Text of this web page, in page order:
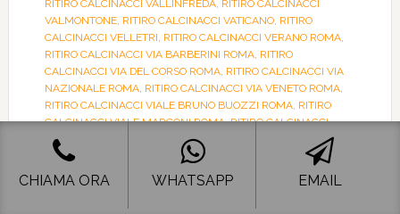
RITIRO CALCINACCI VALLINFREDA, RITIRO CALCINACCI
VALMONTONE, RITIRO CALCINACCI VATICANO, RITIRO
CALCINACCI VELLETRI, RITIRO CALCINACCI VERANO ROMA,
RITIRO CALCINACCI VIA BARBERINI ROMA, RITIRO
CALCINACCI VIA DEL CORSO ROMA, RITIRO CALCINACCI VIA
NAZIONALE ROMA, RITIRO CALCINACCI VIA VENETO ROMA,
RITIRO CALCINACCI VIALE BRUNO BUOZZI ROMA, RITIRO
CALCINACCI VIALE MARCONI ROMA,RITIRO CALCINACCI
VIALE TRASTEVERE
RITIRO CALCINACCI VICOVARO
RITIRO
CALCINACCI VILLA GORDIANI,RITIRO CALCINACCI
VILLANOVA , RITIRO CALCINACCI VILLANOVA DI GUIDONIA ,
RITIRO CALCINACCI ZAGAROLO
CHIAMA ORA WHATSAPP EMAIL